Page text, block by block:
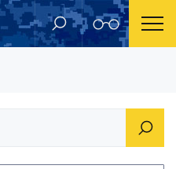
Рішення виконавчого комітету Новокаховської міської ради 2014 року Про погодження